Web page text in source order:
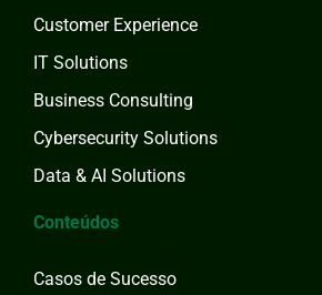
Customer Experience
IT Solutions
Business Consulting
Cybersecurity Solutions
Data & AI Solutions
Conteúdos
Casos de Sucesso